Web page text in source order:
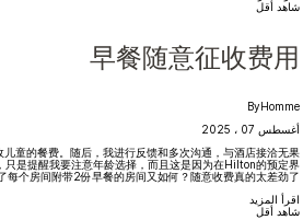
شاهد أقل
早餐随意征收费用
By Homme
أغسطس 07 ، 2025
的餐费。随后，我进行反馈和多次沟通，与酒店接洽无果。
是提醒我要注意年龄选择，而且这是因为在Hilton的预定界
个房间附带2份早餐的房间又如何？随意收费真的太差劲了。
اقرأ المزيد
شاهد أقل